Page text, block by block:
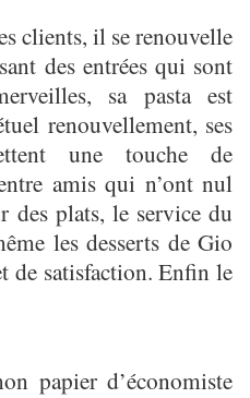
clients, il se renouvelle
des entrées qui sont
sa pasta est
renouvellement, ses
une touche de
amis qui n’ont nul
des plats, le service du
les desserts de Gio
de satisfaction. Enfin le
papier d’économiste